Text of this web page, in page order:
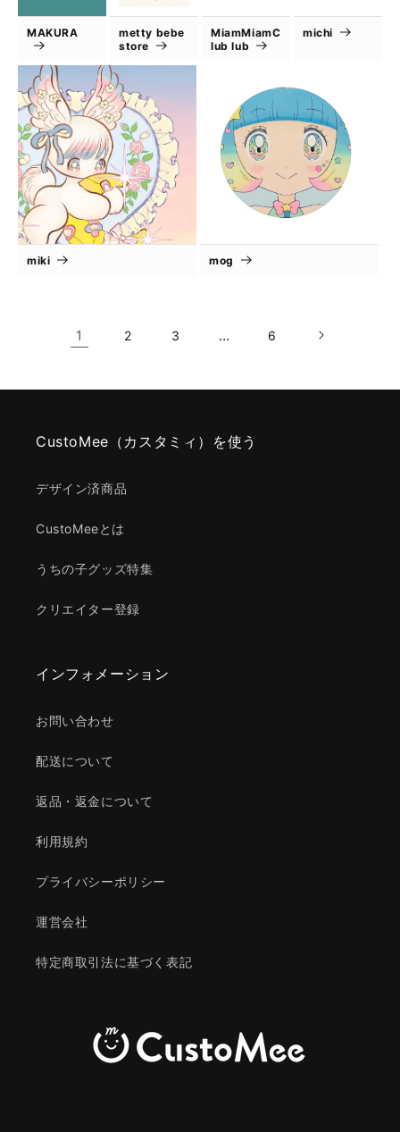
MAKURA
metty bebe
store
MiamMiamC
lub lub
michi
miki mog
1 2 3 … 6
CustoMee（カスタミィ）を使う
デザイン済商品
CustoMeeとは
うちの子グッズ特集
クリエイター登録
インフォメーション
お問い合わせ
配送について
返品・返金について
利用規約
プライバシーポリシー
運営会社
特定商取引法に基づく表記